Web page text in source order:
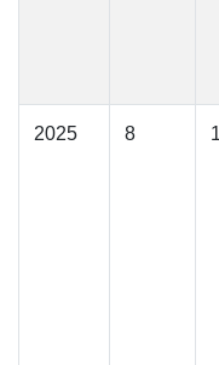
2025 8 1